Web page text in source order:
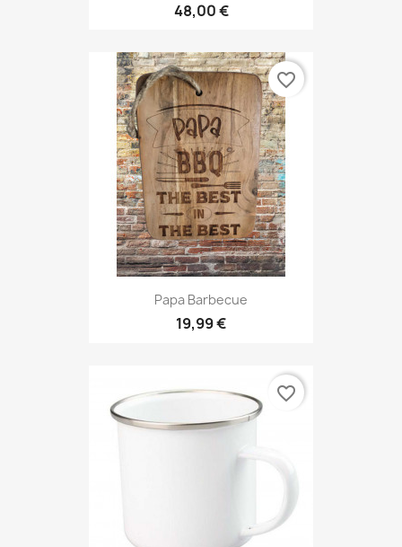
48,00 €
Papa Barbecue
19,99 €
favorite_border
favorite_border